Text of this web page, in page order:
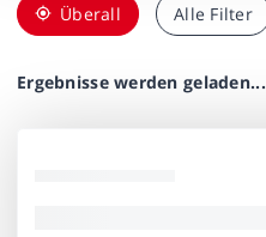
Überall Alle Filter
Ergebnisse werden geladen...